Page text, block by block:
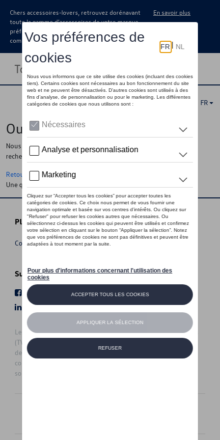
Chers accessoires-lovers, retrouvez dorénavant
toute la gamme d’accessoires de votre marque
préférée sous forme de catalogue à
commander auprès de votre concessionaire.
En savoir plus
Toggle navigation
FR
Oups !
Nous ne pouvons pas trouver la page, l'information que vous
recherchez
Retour à la homepage
Une question ?
Plus d'informations
Conditions de vente
Suivez nous
Facebook
Youtube
LinkedIn
Instagram
Les prix affichés sur le présent site sont des prix recommandés
(TVAc), hors éventuels frais de montage. Pour connaitre le prix
de vente actuel et les éventuels frais de montage, veuillez
contacter votre concessionnaire/agent. Les prix recommandés
sont sujets à des changements sans préavis.